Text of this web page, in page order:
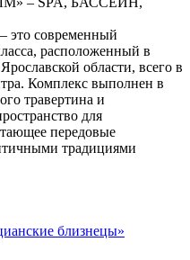
современный
расположенный в
области, всего в
Комплекс выполнен в
травертина и
для
передовые
традициями